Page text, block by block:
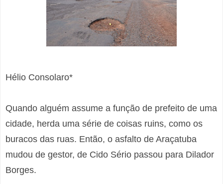
Hélio Consolaro*
Quando alguém assume a função de prefeito de uma
cidade, herda uma série de coisas ruins, como os
buracos das ruas. Então, o asfalto de Araçatuba
mudou de gestor, de Cido Sério passou para Dilador
Borges.